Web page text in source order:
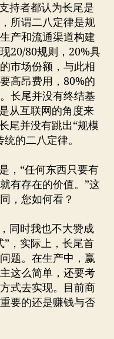
持者都认为长尾是
所谓二八定律是规
产和流通渠道构建
20/80规则，20%具
市场份额，与此相
高昂费用，80%的
长尾并没有终结基
从互联网的角度来
尾并没有跳出“规模
的二八定律。
，“任何东西只要有
有存在的价值。”这
，您如何看？
同时我也不大赞成
”，实际上，长尾首
题。在生产中，赢
这么简单，还要考
式去实现。目前商
要的还是赚钱与否